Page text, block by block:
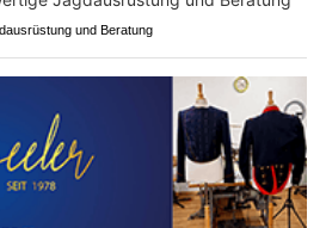
und Beratung